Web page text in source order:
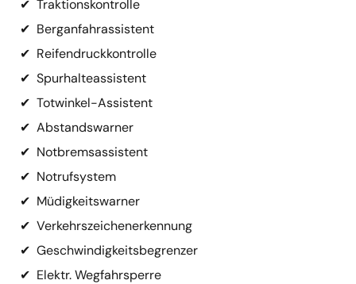
✔ Traktionskontrolle
✔ Berganfahrassistent
✔ Reifendruckkontrolle
✔ Spurhalteassistent
✔ Totwinkel-Assistent
✔ Abstandswarner
✔ Notbremsassistent
✔ Notrufsystem
✔ Müdigkeitswarner
✔ Verkehrszeichenerkennung
✔ Geschwindigkeitsbegrenzer
✔ Elektr. Wegfahrsperre